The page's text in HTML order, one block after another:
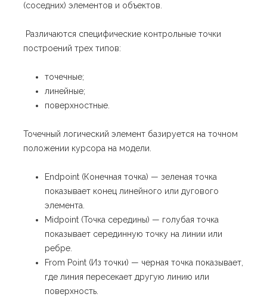
(соседних) элементов и объектов.
Различаются специфические контрольные точки
построений трех типов:
точечные;
линейные;
поверхностные.
Точечный логический элемент базируется на точном
положении курсора на модели.
Endpoint (Конечная точка) — зеленая точка
показывает конец линейного или дугового
элемента.
Midpoint (Точка середины) — голубая точка
показывает серединную точку на линии или
ребре.
From Point (Из точки) — черная точка показывает,
где линия пересекает другую линию или
поверхность.